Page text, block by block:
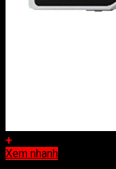
+
Xem nhanh